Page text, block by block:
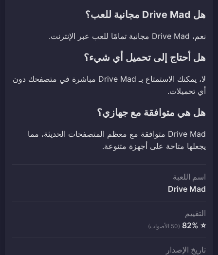
هل Drive Mad مجانية للعب؟
نعم، Drive Mad مجانية تمامًا للعب عبر الإنترنت.
هل أحتاج إلى تحميل أي شيء؟
لا، يمكنك الاستمتاع بـ Drive Mad مباشرة في متصفحك دون
أي تحميلات.
هل هي متوافقة مع جهازي؟
Drive Mad متوافقة مع معظم المتصفحات الحديثة، مما
يجعلها متاحة على أجهزة متنوعة.
اسم اللعبة
Drive Mad
التقييم
⭐ 82%
(50 الأصوات)
تاريخ الإصدار